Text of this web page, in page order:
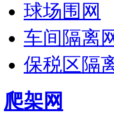
球场围网
车间隔离
保税区隔
爬架网